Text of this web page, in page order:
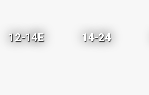
12-14E 14-24